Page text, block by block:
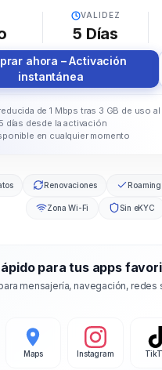
VALIDEZ
5 Días
ahora – Activación
instantánea
de 1 Mbps tras 3 GB de uso al
días desde la activación
en cualquier momento
Renovaciones Roaming
Zona Wi-Fi Sin eKYC
para tus apps
mensajería, navegación, redes
Maps Instagram